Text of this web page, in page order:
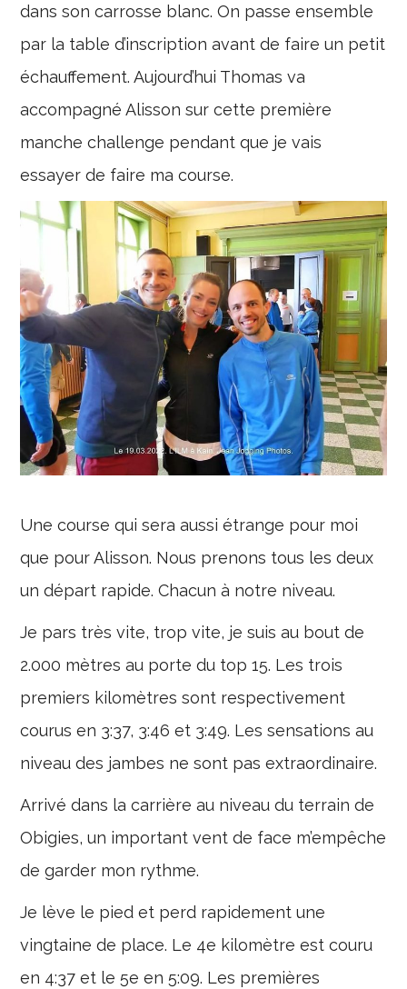
dans son carrosse blanc. On passe ensemble
par la table d’inscription avant de faire un petit
échauffement. Aujourd’hui Thomas va
accompagné Alisson sur cette première
manche challenge pendant que je vais
essayer de faire ma course.
Une course qui sera aussi étrange pour moi
que pour Alisson. Nous prenons tous les deux
un départ rapide. Chacun à notre niveau.
Je pars très vite, trop vite, je suis au bout de
2.000 mètres au porte du top 15. Les trois
premiers kilomètres sont respectivement
courus en 3:37, 3:46 et 3:49. Les sensations au
niveau des jambes ne sont pas extraordinaire.
Arrivé dans la carrière au niveau du terrain de
Obigies, un important vent de face m’empêche
de garder mon rythme.
Je lève le pied et perd rapidement une
vingtaine de place. Le 4e kilomètre est couru
en 4:37 et le 5e en 5:09. Les premières